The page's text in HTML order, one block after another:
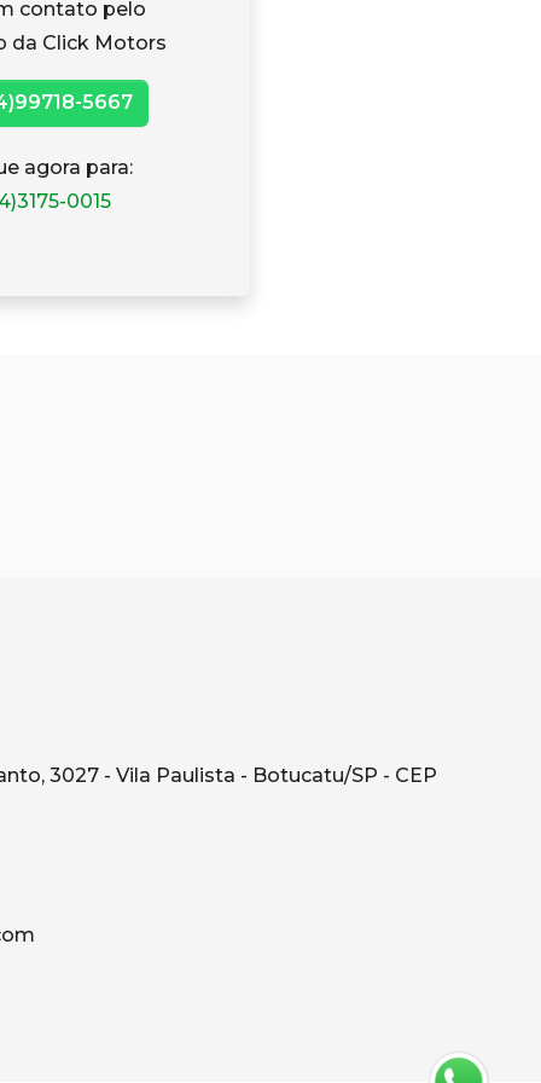
contato pelo
da Click Motors
5667
agora para:
0015
3027 - Vila Paulista - Botucatu/SP - CEP